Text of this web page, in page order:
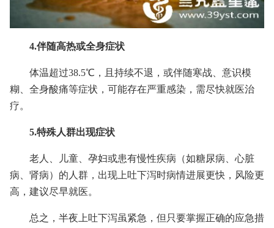
4.伴随高热或全身症状
体温超过38.5℃，且持续不退，或伴随寒战、意识模
糊、全身酸痛等症状，可能存在严重感染，需尽快就医治
疗。
5.特殊人群出现症状
老人、儿童、孕妇或患有慢性疾病（如糖尿病、心脏
病、肾病）的人群，出现上吐下泻时病情进展更快，风险更
高，建议尽早就医。
总之，半夜上吐下泻虽紧急，但只要掌握正确的应急措